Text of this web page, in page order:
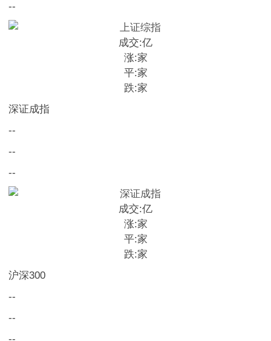
--
成交:亿
涨:家
平:家
跌:家
深证成指
--
--
--
成交:亿
涨:家
平:家
跌:家
沪深300
--
--